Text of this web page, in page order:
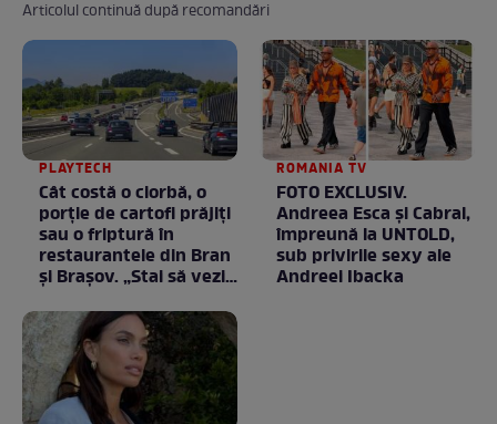
Articolul continuă după recomandări
PLAYTECH
Cât costă o ciorbă, o
porţie de cartofi prăjiţi
sau o friptură în
restaurantele din Bran
şi Braşov. „Stai să vezi
ROMANIA TV
FOTO EXCLUSIV.
Andreea Esca şi Cabral,
împreună la UNTOLD,
sub privirile sexy ale
Andreei Ibacka